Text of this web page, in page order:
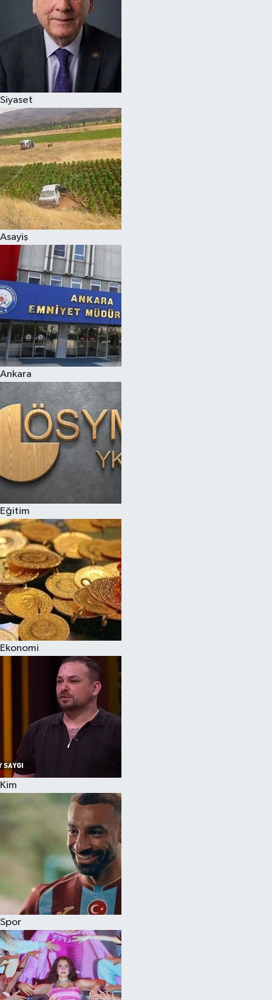
Siyaset
Asayiş
Ankara
Eğitim
Ekonomi
Kim
Spor